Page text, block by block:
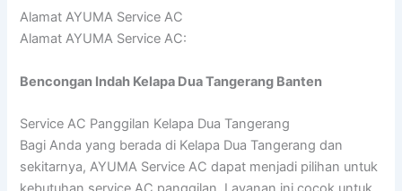
Alamat AYUMA Service AC
Alamat AYUMA Service AC:
Bencongan Indah Kelapa Dua Tangerang Banten
Service AC Panggilan Kelapa Dua Tangerang
Bagi Anda yang berada di Kelapa Dua Tangerang dan
sekitarnya, AYUMA Service AC dapat menjadi pilihan untuk